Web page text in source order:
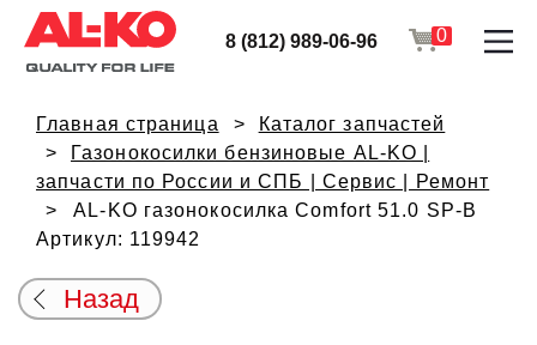
8 (812) 989-06-96 0
Главная страница
Каталог запчастей
Газонокосилки бензиновые AL-KO |
запчасти по России и СПБ | Сервис | Ремонт
AL-KO газонокосилка Comfort 51.0 SP-B
Артикул: 119942
Назад